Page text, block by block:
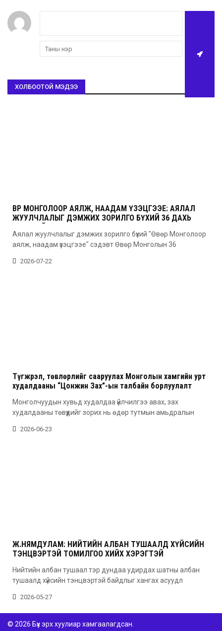
ХОЛБООТОЙ МЭДЭЭ
ӨВӨР МОНГОЛООР АЯЛЖ, НААДАМ ҮЗЭЦГЭЭЕ: АЯЛАЛ
ЖУУЛЧЛАЛЫГ ДЭМЖИХ ЗОРИЛГО БҮХИЙ 36 ДАХЬ
Аялал жуулчлалыг дэмжих зорилго бүхий "Өвөр Монголоор
аялж, наадам үзэцгээе" сэдэвт Өвөр Монголын 36
2026-07-22
Түгжрэл, төвлөрлийг сааруулах Монголын хамгийн урт
худалдааны “Цонжин Зах”-ын талбайн борлуулалт
Монголчуудын хувьд худалдаа үйлчилгээ авах, зах
худалдааны төвүүдийг зорих нь өдөр тутмын амьдралын
2026-06-23
Ж.НЯМДУЛАМ: НИЙТИЙН АЛБАН ТУШААЛД ХҮЙСИЙН
ТЭНЦВЭРТЭЙ ТОМИЛГОО ХИЙХ ХЭРЭГТЭЙ
Нийтийн албан тушаал тэр дундаа удирдах шатны албан
тушаалд хүйсийн тэнцвэртэй байдлыг хангах асуудл
2026-05-27
© 2026 Бүх эрх хуулиар хамгаалагдсан.